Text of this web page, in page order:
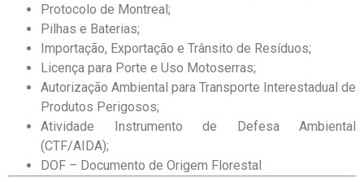
Protocolo de Montreal;
Pilhas e Baterias;
Importação, Exportação e Trânsito de Resíduos;
Licença para Porte e Uso Motoserras;
Autorização Ambiental para Transporte Interestadual de
Produtos Perigosos;
Atividade Instrumento de Defesa Ambiental
(CTF/AIDA);
DOF – Documento de Origem Florestal